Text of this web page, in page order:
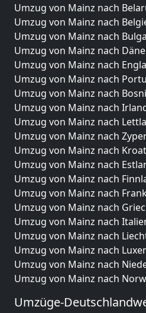
Umzug von Mainz nach
Umzug von Mainz nach
Umzug von Mainz nach
Umzug von Mainz nach
Umzug von Mainz nach
Umzug von Mainz nach
Umzug von Mainz nach
Umzug von Mainz nach
Umzug von Mainz nach
Umzug von Mainz nach
Umzug von Mainz nach
Umzug von Mainz nach
Umzug von Mainz nach
Umzug von Mainz nach
Umzug von Mainz nach
Umzug von Mainz nach
Umzug von Mainz nach
Umzug von Mainz nach
Umzug von Mainz nach
Umzug von Mainz nach
Umzüge-